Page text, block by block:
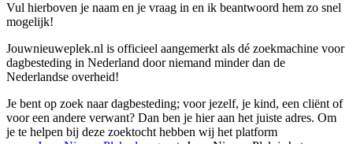
Vul hierboven je naam en je vraag in en ik beantwoord hem zo snel
mogelijk!
Jouwnieuweplek.nl is officieel aangemerkt als dé zoekmachine voor
dagbesteding in Nederland door niemand minder dan de
Nederlandse overheid!
Je bent op zoek naar dagbesteding; voor jezelf, je kind, een cliënt of
voor een andere verwant? Dan ben je hier aan het juiste adres. Om
je te helpen bij deze zoektocht hebben wij het platform